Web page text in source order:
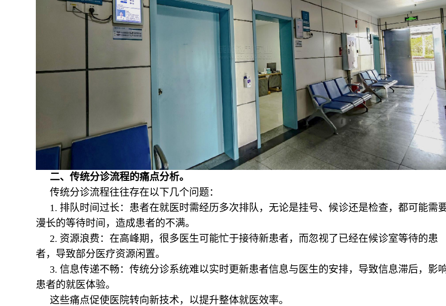
二、传统分诊流程的痛点分析。
传统分诊流程往往存在以下几个问题：
1. 排队时间过长：患者在就医时需经历多次排队，无论是挂号、候诊还是检查，都可能需
漫长的等待时间，造成患者的不满。
2. 资源浪费：在高峰期，很多医生可能忙于接待新患者，而忽视了已经在候诊室等待的患
者，导致部分医疗资源闲置。
3. 信息传递不畅：传统分诊系统难以实时更新患者信息与医生的安排，导致信息滞后，影
患者的就医体验。
这些痛点促使医院转向新技术，以提升整体就医效率。